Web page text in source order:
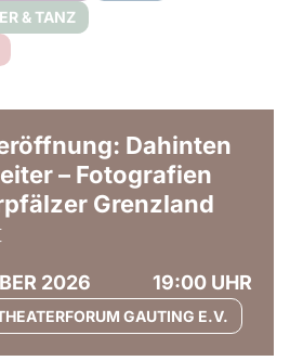
& TANZ
Dahinten
– Fotografien
Grenzland
2026 19:00 UHR
GAUTING E.V.